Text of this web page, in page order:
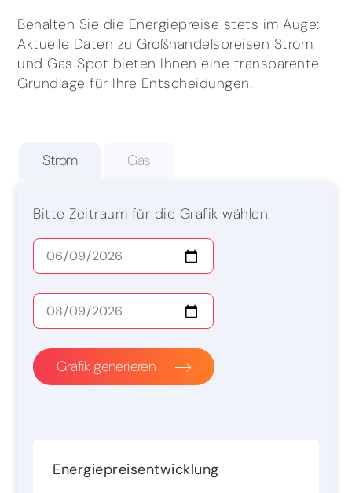
Behalten Sie die Energiepreise stets im Auge:
Aktuelle Daten zu Großhandelspreisen Strom
und Gas Spot bieten Ihnen eine transparente
Grundlage für Ihre Entscheidungen.
Strom Gas
Bitte Zeitraum für die Grafik wählen:
Grafik generieren
Energiepreisentwicklung